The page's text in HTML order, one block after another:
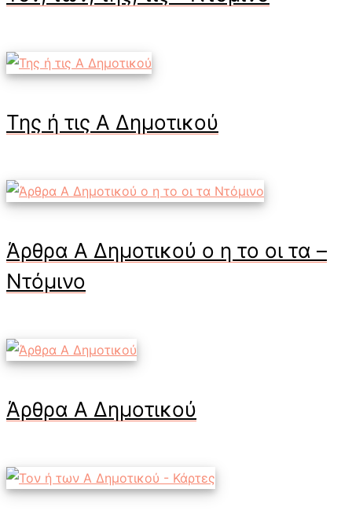
Της ή τις Α Δημοτικού
Άρθρα Α Δημοτικού ο η το οι τα –
Ντόμινο
Άρθρα Α Δημοτικού